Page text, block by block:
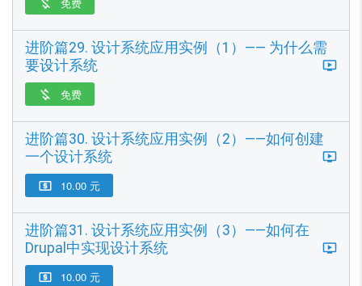
 免费
进阶篇29. 设计系统应用实例（1）—— 为什么需
要设计系统
 免费
进阶篇30. 设计系统应用实例（2）——如何创建
一个设计系统
 10.00 元
进阶篇31. 设计系统应用实例（3）——如何在
Drupal中实现设计系统
 10.00 元